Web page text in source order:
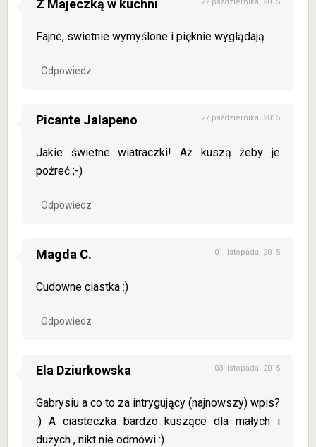
Z Majeczką w kuchni
Fajne, swietnie wymyślone i pięknie wyglądają
Odpowiedz
Picante Jalapeno 27 października, 2015
Jakie świetne wiatraczki! Aż kuszą żeby je
pożreć ;-)
Odpowiedz
Magda C. 01 listopada, 2015
Cudowne ciastka :)
Odpowiedz
Ela Dziurkowska 03 listopada, 2015
Gabrysiu a co to za intrygujący (najnowszy) wpis?
:) A ciasteczka bardzo kuszące dla małych i
dużych , nikt nie odmówi :)